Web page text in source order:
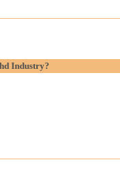
Industry?